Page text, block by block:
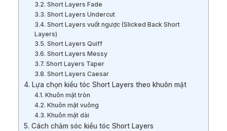
3.2. Short Layers Fade
3.3. Short Layers Undercut
3.4. Short Layers vuốt ngược (Slicked Back Short
Layers)
3.5. Short Layers Quiff
3.6. Short Layers Messy
3.7. Short Layers Taper
3.8. Short Layers Caesar
4. Lựa chọn kiểu tóc Short Layers theo khuôn mặt
4.1. Khuôn mặt tròn
4.2. Khuôn mặt vuông
4.3. Khuôn mặt dài
5. Cách chăm sóc kiểu tóc Short Layers